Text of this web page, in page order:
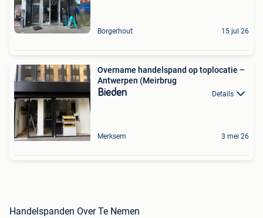
Borgerhout 15 jul 26
Overname handelspand op toplocatie –
Antwerpen (Meirbrug
Bieden Details
Merksem 3 mei 26
Handelspanden Over Te Nemen